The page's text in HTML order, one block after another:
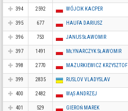
394 2592 WÓJCIK KACPER
395 677 HAUFA DARIUSZ
396 753 JANUS SŁAWOMIR
397 1491 MŁYNARCZYK SŁAWOMIR
398 2770 MAZURKIEWICZ KRZYSZTOF
399 2835 RUSLOV VLADYSLAV
400 2482 WĄS ANDRZEJ
401 529 GIEROŃ MAREK